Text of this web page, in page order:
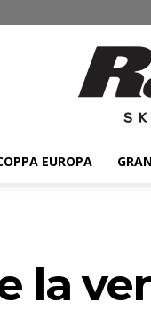
EUROPA
la